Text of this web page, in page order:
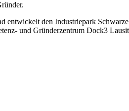
entwickelt den Industriepark Schwarze
und Gründerzentrum Dock3